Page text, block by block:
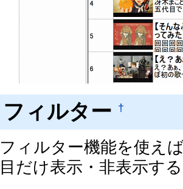
フィルター †
フィルター機能を使え
目だけ表示・非表示す